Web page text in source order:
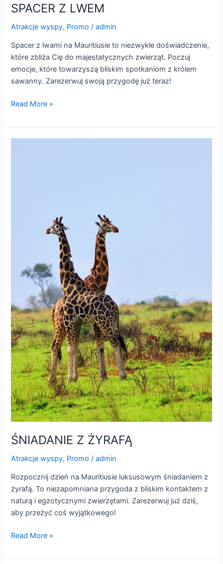
SPACER Z LWEM
Atrakcje wyspy, Promo /admin
Spacer z lwami na Mauritiusie to niezwykłe doświadczenie,
które zbliża Cię do majestatycznych zwierząt. Poczuj
emocje, które towarzyszą bliskim spotkaniom z królem
sawanny. Zarezerwuj swoją przygodę już teraz!
Read More »
ŚNIADANIE Z ŻYRAFĄ
Atrakcje wyspy, Promo /admin
Rozpocznij dzień na Mauritiusie luksusowym śniadaniem z
żyrafą. To niezapomniana przygoda z bliskim kontaktem z
naturą i egzotycznymi zwierzętami. Zarezerwuj już dziś,
aby przeżyć coś wyjątkowego!
Read More »